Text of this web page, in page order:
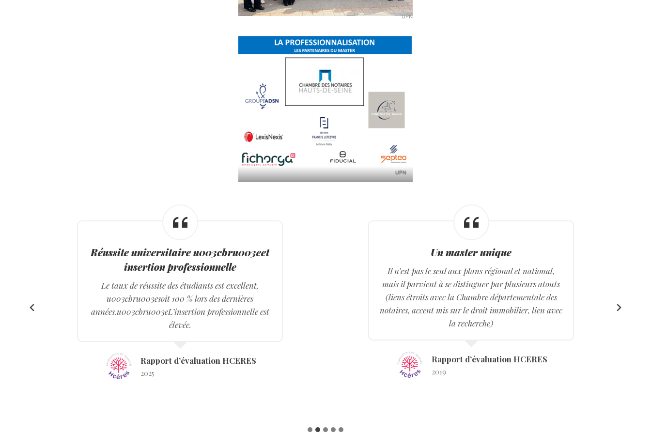
UPN
UPN
Réussite universitaire u003cbru003eet
insertion professionnelle
Le taux de réussite des étudiants est excellent,
u003cbru003esoit 100 % lors des dernières
années.u003cbru003eL’insertion professionnelle est
élevée.
Rapport d’évaluation HCERES
2025
Un master unique
Il n’est pas le seul aux plans régional et national,
mais il parvient à se distinguer par plusieurs atouts
(liens étroits avec la Chambre départementale des
notaires, accent mis sur le droit immobilier, lien avec
la recherche)
Rapport d’évaluation HCERES
2019